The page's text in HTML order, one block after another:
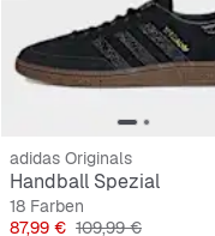
adidas Originals
Handball Spezial
18 Farben
Preis
87,99 € Originalpreis
109,99 €